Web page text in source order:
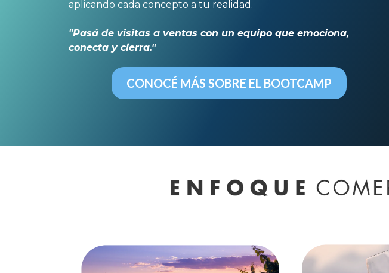
aplicando cada concepto a tu realidad.
"Pasá de visitas a ventas con un equipo que emociona,
conecta y cierra."
CONOCÉ MÁS SOBRE EL BOOTCAMP